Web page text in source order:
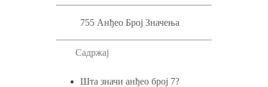
755 Анђео Број Значења
Садржај
Шта значи анђео број 7?